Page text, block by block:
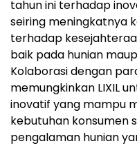
tahun ini terhadap
seiring meningkatnya
terhadap
baik pada hunian
Kolaborasi dengan
memungkinkan LIXIL
inovatif yang mampu
kebutuhan konsumen
pengalaman hunian